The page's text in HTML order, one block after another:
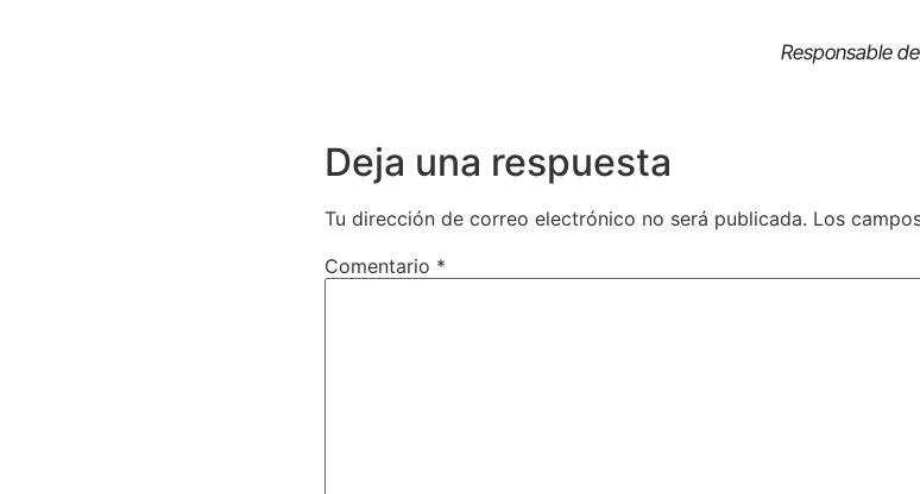
Responsable
Deja una respuesta
Tu dirección de correo electrónico no será publicada. Los
Comentario *